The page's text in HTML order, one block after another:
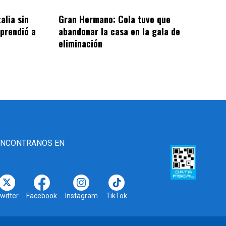
sin
a
Gran Hermano: Cola tuvo que
abandonar la casa en la gala de
eliminación
EN
Facebook Instagram TikTok